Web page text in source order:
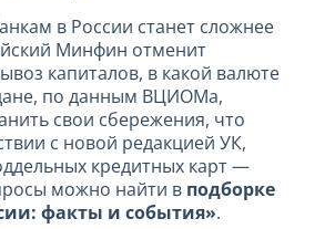
в России станет сложнее
Минфин отменит
капиталов, в какой валюте
по данным ВЦИОМа,
свои сбережения, что
с новой редакцией УК,
кредитных карт —
можно найти в подборке
факты и события».